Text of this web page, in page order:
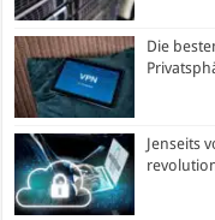
Die
Jenseits